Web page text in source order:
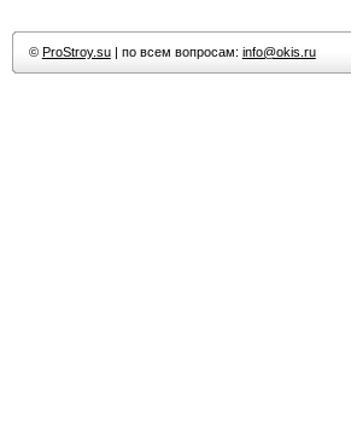
© ProStroy.su| по всем вопросам: info@okis.ru